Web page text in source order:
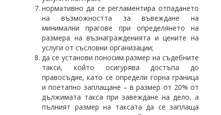
нормативно да се регламентира отпадането
на възможността за въвеждане на
минимални прагове при определянето на
размера на възнагражденията и цените на
услуги от съсловни организации;
да се установи поносим размер на съдебните
такси, който осигурява достъпа до
правосъдие, като се определи горна граница
и поетапно заплащане – в размер от 20% от
дължимата такса при завеждане на дело, а
пълният размер на таксата да се заплаща